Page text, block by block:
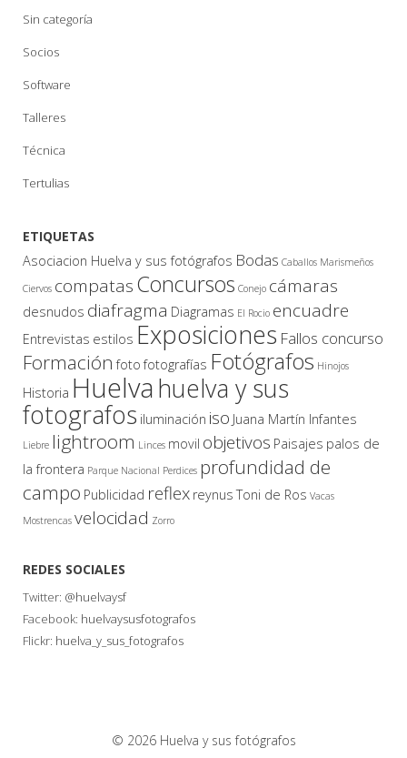
Sin categoría
Socios
Software
Talleres
Técnica
Tertulias
ETIQUETAS
Asociacion Huelva y sus fotógrafos Bodas Caballos Marismeños
Ciervos compatasConcursos Conejo cámaras
desnudos diafragma Diagramas El Rocio encuadre
Entrevistas estilos Exposiciones Fallos concurso
Formación foto fotografías Fotógrafos Hinojos
Historia Huelvahuelva y sus
fotografos iluminación iso Juana Martín Infantes
Liebre lightroom Linces movil objetivos Paisajes palos de
la frontera Parque Nacional Perdices profundidad de
campo Publicidad reflex reynus Toni de Ros Vacas
Mostrencas velocidad Zorro
REDES SOCIALES
Twitter: @huelvaysf
Facebook: huelvaysusfotografos
Flickr: huelva_y_sus_fotografos
© 2026 Huelva y sus fotógrafos